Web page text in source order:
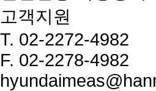
고객지원
T. 02-2272-4982
F. 02-2278-4982